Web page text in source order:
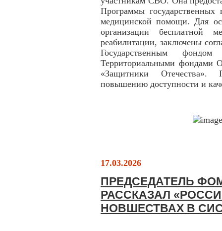
Программы государственных
медицинской помощи. Для
организации
реабилитации, заключены
Государственным
Территориальными фондами
«Защитники Отечества».
повышению доступности и
17.03.2026
ПРЕДСЕДАТЕЛЬ
РАССКАЗАЛ
НОВШЕСТВАХ В